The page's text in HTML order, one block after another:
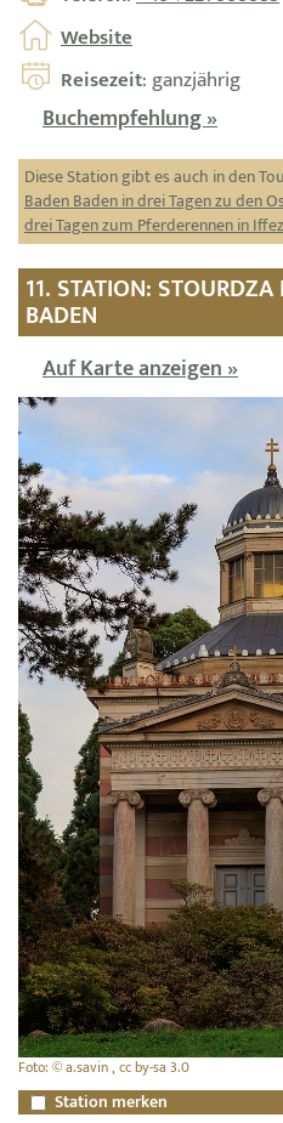
Website
Reisezeit: ganzjährig
Buchempfehlung »
Diese Station gibt es auch in den
Baden Baden in drei Tagen zu den
drei Tagen zum Pferderennen in
11. STATION:
BADEN
Auf Karte anzeigen »
Foto: © a.savin , cc by-sa 3.0
Station merken